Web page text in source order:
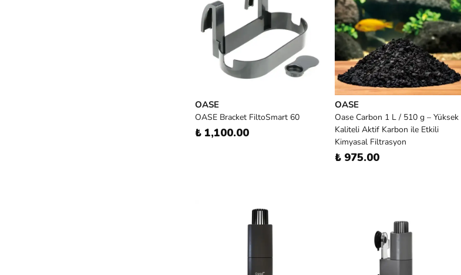
OASE
OASE Bracket FiltoSmart 60
₺ 1,100.00
OASE
Oase Carbon 1 L / 510 g – Yüksek
Kaliteli Aktif Karbon ile Etkili
Kimyasal Filtrasyon
₺ 975.00